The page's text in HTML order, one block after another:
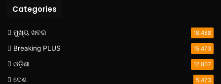
Categories
ମୁଖ୍ୟ ଖବର 18,488
Breaking PLUS 15,473
ଓଡ଼ିଶା 12,807
ଦେଶ 5,473